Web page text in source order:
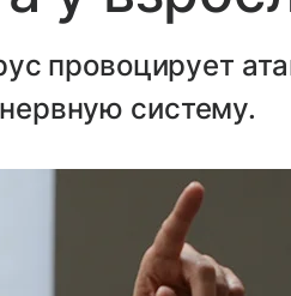
провоцирует
систему.